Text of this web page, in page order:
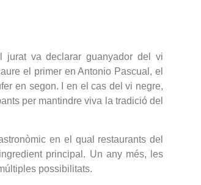
jurat va declarar guanyador del vi
el primer en Antonio Pascual, el
en segon. I en el cas del vi negre,
per mantindre viva la tradició del
en el qual restaurants del
principal. Un any més, les
possibilitats.